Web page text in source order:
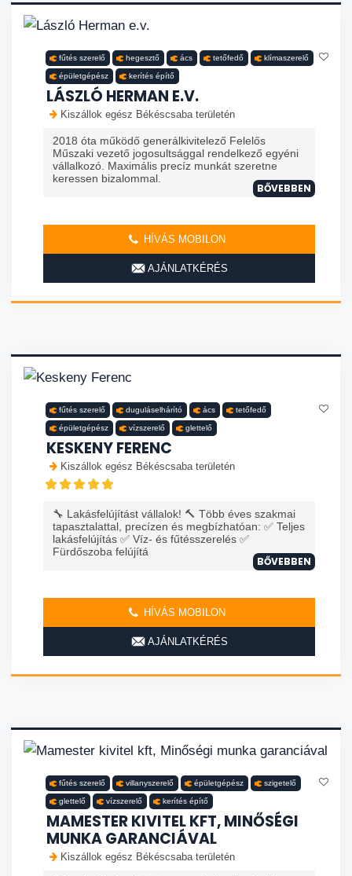
fűtés szerelő hegesztő ács tetőfedő klímaszerelő
épületgépész kerítés építő
LÁSZLÓ HERMAN E.V.
Kiszállok egész Békéscsaba területén
2018 óta működő generálkivitelező Felelős
Műszaki vezető jogosultsággal rendelkező egyéni
vállalkozó. Maximális precíz munkát szeretne
keressen bizalommal.
BŐVEBBEN
HÍVÁS MOBILON
AJÁNLATKÉRÉS
fűtés szerelő duguláselhárító ács tetőfedő
épületgépész vízszerelő glettelő
KESKENY FERENC
Kiszállok egész Békéscsaba területén
🔧 Lakásfelújítást vállalok! 🔨 Több éves szakmai
tapasztalattal, precízen és megbízhatóan: ✅ Teljes
lakásfelújítás ✅ Víz- és fűtésszerelés ✅
Fürdőszoba felújítá
BŐVEBBEN
HÍVÁS MOBILON
AJÁNLATKÉRÉS
fűtés szerelő villanyszerelő épületgépész szigetelő
glettelő vízszerelő kerítés építő
MAMESTER KIVITEL KFT, MINŐSÉGI
MUNKA GARANCIÁVAL
Kiszállok egész Békéscsaba területén